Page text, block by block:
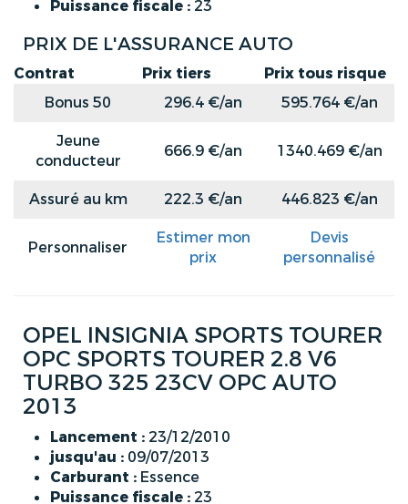
Puissance fiscale : 23
PRIX DE L'ASSURANCE AUTO
Contrat Prix tiers
Prix tous risque
Bonus 50
296.4 €/an
595.764 €/an
Jeune
conducteur
666.9 €/an 1340.469 €/an
Assuré au km 222.3 €/an 446.823 €/an
Personnaliser
Estimer mon
prix
Devis
personnalisé
OPEL INSIGNIA SPORTS TOURER
OPC SPORTS TOURER 2.8 V6
TURBO 325 23CV OPC AUTO
2013
Lancement : 23/12/2010
jusqu'au : 09/07/2013
Carburant : Essence
Puissance fiscale : 23